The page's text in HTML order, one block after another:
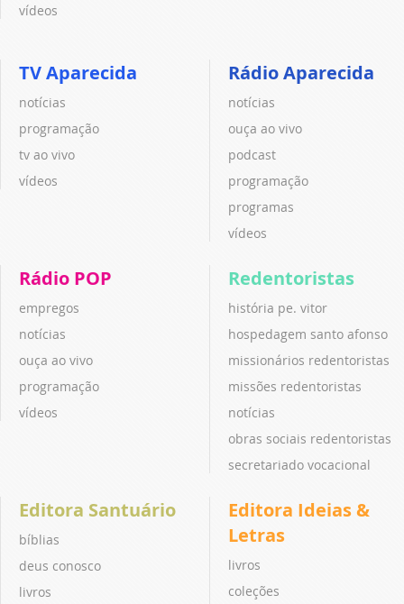
vídeos
TV Aparecida
notícias
programação
tv ao vivo
vídeos
Rádio Aparecida
notícias
ouça ao vivo
podcast
programação
programas
vídeos
Rádio POP
empregos
notícias
ouça ao vivo
programação
vídeos
Redentoristas
história pe. vitor
hospedagem santo afonso
missionários redentoristas
missões redentoristas
notícias
obras sociais redentoristas
secretariado vocacional
Editora Santuário
bíblias
deus conosco
livros
Editora Ideias &
Letras
livros
coleções